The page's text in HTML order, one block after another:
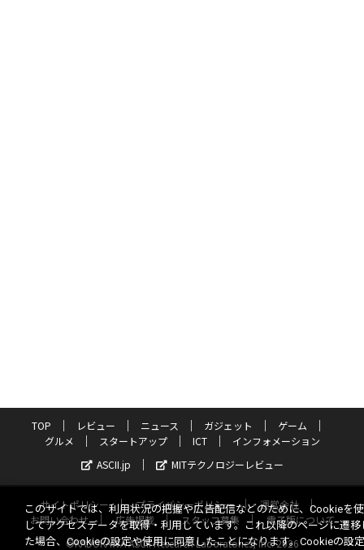
TOP レビュー ニュース ガジェット
ゲーム
グルメ
スタートアップ ICT
インフォメーション
ASCII.jp
MITテクノロジーレビュー
サイトポリシー プライバシーポリシー
運営会社
お問い合わせ
広告掲載 スタッフ募集
電子版について
©KADOKAWA ASCII Research Laboratories, Inc. 2026
このサイトでは、利用状況の把握や広告配信などのために、Cookieを
してアクセスデータを取得・利用しています。これ以降のページに遷移
た場合、Cookieの設定や使用に同意したことになります。Cookieの設